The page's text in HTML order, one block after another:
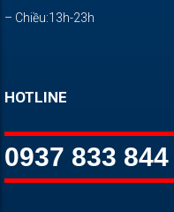
– Chiều:13h-23h
HOTLINE
0937 833 844